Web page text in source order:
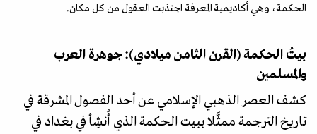
الحكمة، وهي أكاديمية المعرفة اجتذبت العقول من كل مكان.
بيتُ الحكمة (القرن الثامن ميلادي): جوهرة العرب
والمسلمين
كشف العصر الذهبي الإسلامي عن أحد الفصول المشرقة في
تاريخ الترجمة ممثَّلا ببيت الحكمة الذي أُنشِأ في بغداد في